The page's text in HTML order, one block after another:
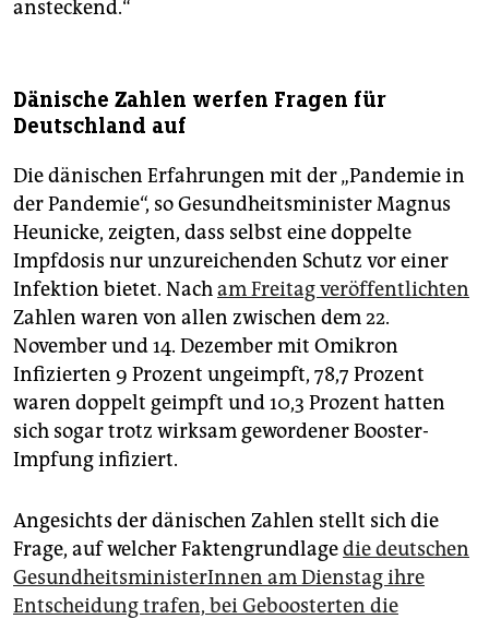
ansteckend.“
Dänische Zahlen werfen Fragen für
Deutschland auf
Die dänischen Erfahrungen mit der „Pandemie in
der Pandemie“, so Gesundheitsminister Magnus
Heunicke, zeigten, dass selbst eine doppelte
Impfdosis nur unzureichenden Schutz vor einer
Infektion bietet. Nacham Freitag veröffentlichten
Zahlen waren von allen zwischen dem 22.
November und 14. Dezember mit Omikron
Infizierten 9 Prozent ungeimpft, 78,7 Prozent
waren doppelt geimpft und 10,3 Prozent hatten
sich sogar trotz wirksam gewordener Booster-
Impfung infiziert.
Angesichts der dänischen Zahlen stellt sich die
Frage, auf welcher Faktengrundlagedie deutschen
GesundheitsministerInnen am Dienstag ihre
Entscheidung trafen, bei Geboosterten die